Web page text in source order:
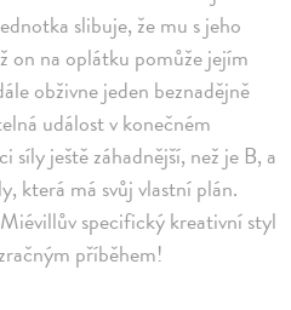
slibuje, že mu s jeho
on na oplátku pomůže jejím
obživne jeden beznadějně
událost v konečném
síly ještě záhadnější, než je B, a
která má svůj vlastní plán.
specifický kreativní styl
příběhem!